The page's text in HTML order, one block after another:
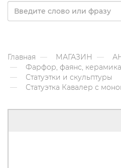
Главная МАГАЗИН
Фарфор, фаянс, керамика
Статуэтки и скульптуры
Статуэтка Кавалер с